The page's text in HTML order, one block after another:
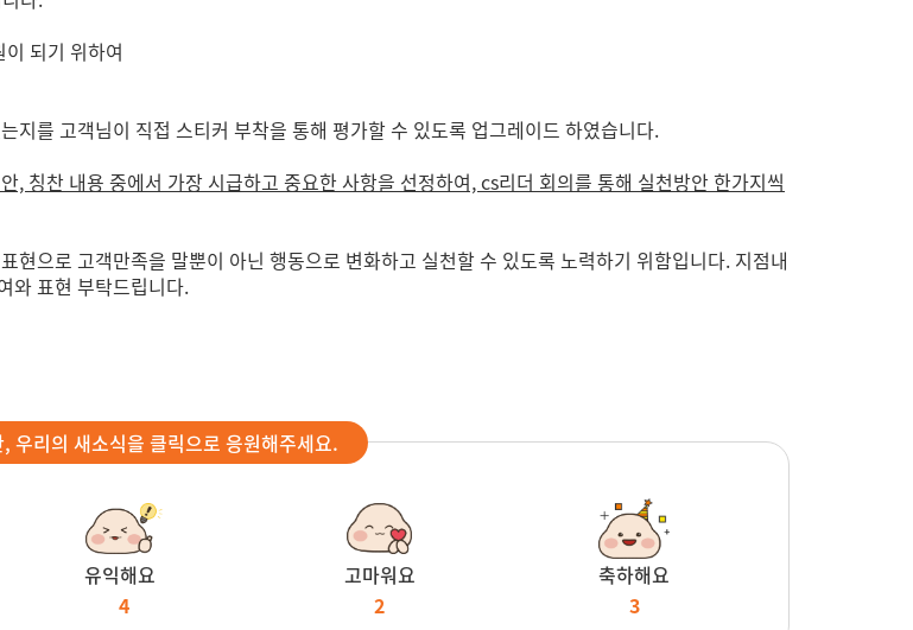
되기 위하여
지를 고객님이 직접 스티커 부착을 통해 평가할 수 있도록 업그레이드 하였습니다.
, 칭찬 내용 중에서 가장 시급하고 중요한 사항을 선정하여, cs리더 회의를 통해 실천방안 한가지씩
현으로 고객만족을 말뿐이 아닌 행동으로 변화하고 실천할 수 있도록 노력하기 위함입니다. 지점내
와 표현 부탁드립니다.
우리의 새소식을 클릭으로 응원해주세요.
유익해요
4
고마워요
2
축하해요
3